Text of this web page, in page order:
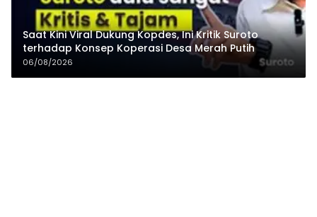
Saat Kini Viral Dukung Kopdes, Ini Kritik Suroto
terhadap Konsep Koperasi Desa Merah Putih
06/08/2026